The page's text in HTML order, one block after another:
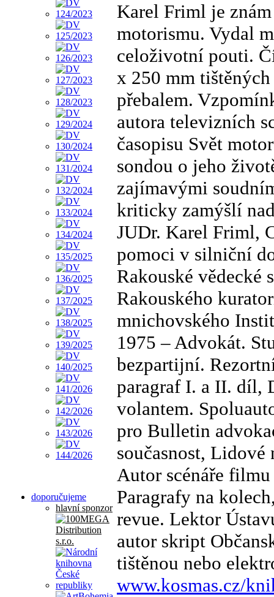
doporučujeme
hlavní sponzor
Karel Friml je
motorismu. Vydal
celoživotní pouti.
x 250 mm
přebalem.
autora televizních
časopisu Svět
sondou o jeho
zajímavými
kriticky zamýšlí
JUDr. Karel Friml,
pomoci v silniční
Rakouské vědecké
Rakouského
mnichovského
1975 – Advokát.
bezpartijní.
paragraf I. a II. díl,
volantem.
pro Bulletin
současnost,
Autor scénáře
Paragrafy na
revue. Lektor
autor skript
tištěnou nebo
www.kosmas.cz/